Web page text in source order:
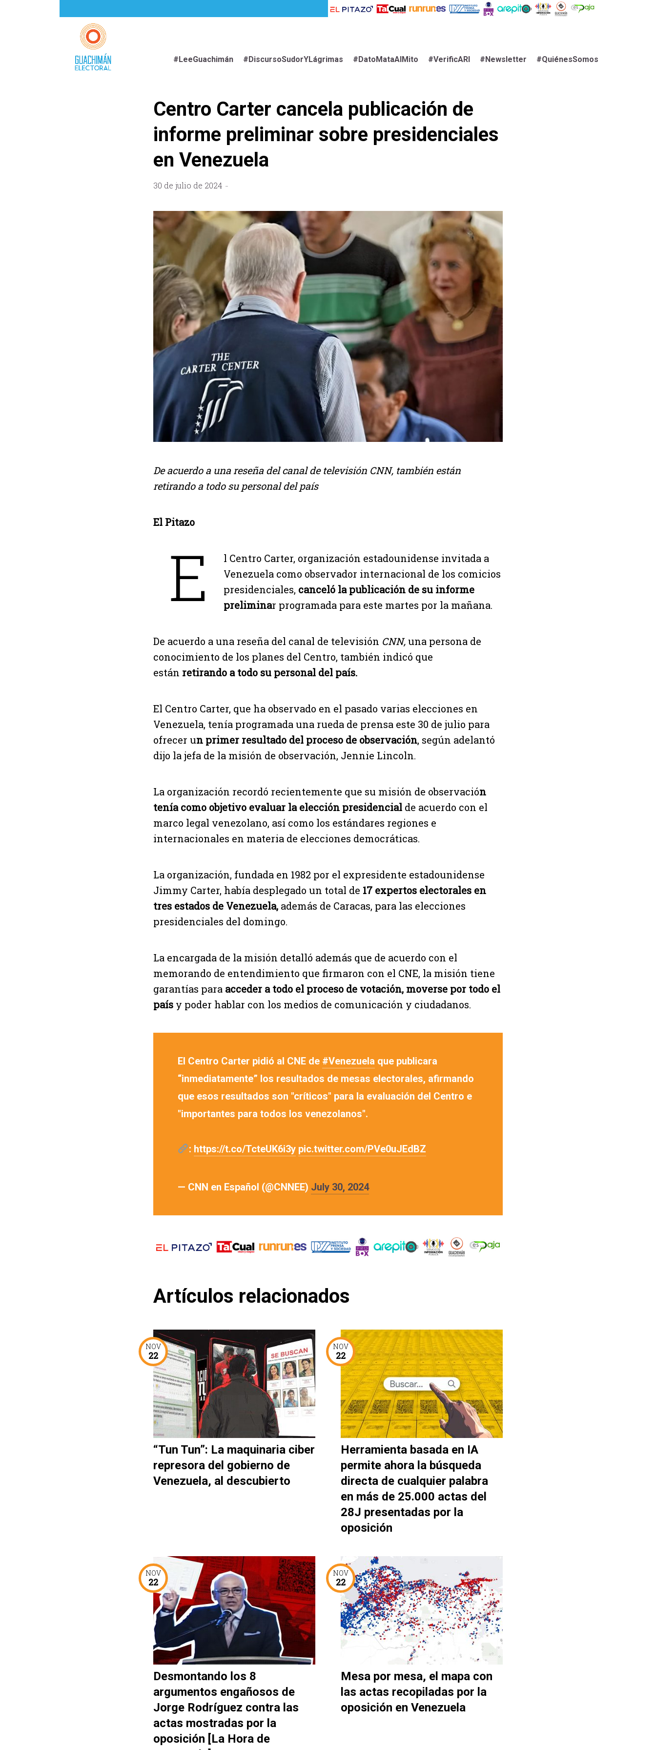
#LeeGuachimán #DiscursoSudorYLágrimas #DatoMataAlMito #VerificARI #Newsletter #QuiénesSomos
Centro Carter cancela publicación de
informe preliminar sobre presidenciales
en Venezuela
30 de julio de 2024
De acuerdo a una reseña del canal de televisión CNN, también están
retirando a todo su personal del país
El Pitazo
E
l Centro Carter, organización estadounidense invitada a
Venezuela como observador internacional de los comicios
presidenciales, canceló la publicación de su informe
preliminar programada para este martes por la mañana.
De acuerdo a una reseña del canal de televisión CNN,una persona de
conocimiento de los planes del Centro, también indicó que
están retirando a todo su personal del país.
El Centro Carter, que ha observado en el pasado varias elecciones en
Venezuela, tenía programada una rueda de prensa este 30 de julio para
ofrecer un primer resultado del proceso de observación, según adelantó
dijo la jefa de la misión de observación, Jennie Lincoln.
La organización recordó recientemente que su misión de observación
tenía como objetivo evaluar la elección presidencial de acuerdo con el
marco legal venezolano, así como los estándares regiones e
internacionales en materia de elecciones democráticas.
La organización, fundada en 1982 por el expresidente estadounidense
Jimmy Carter, había desplegado un total de 17 expertos electorales en
tres estados de Venezuela, además de Caracas, para las elecciones
presidenciales del domingo.
La encargada de la misión detalló además que de acuerdo con el
memorando de entendimiento que firmaron con el CNE, la misión tiene
garantías para acceder a todo el proceso de votación, moverse por todo el
país y poder hablar con los medios de comunicación y ciudadanos.
El Centro Carter pidió al CNE de #Venezuela que publicara
“inmediatamente” los resultados de mesas electorales, afirmando
que esos resultados son "críticos" para la evaluación del Centro e
"importantes para todos los venezolanos".
: https://t.co/TcteUK6i3y pic.twitter.com/PVe0uJEdBZ
— CNN en Español (@CNNEE) July 30, 2024
Artículos relacionados
NOV
22
“Tun Tun”: La maquinaria ciber
represora del gobierno de
Venezuela, al descubierto
NOV
22
Herramienta basada en IA
permite ahora la búsqueda
directa de cualquier palabra
en más de 25.000 actas del
28J presentadas por la
oposición
NOV
22
Desmontando los 8
argumentos engañosos de
Jorge Rodríguez contra las
actas mostradas por la
oposición [La Hora de
NOV
22
Mesa por mesa, el mapa con
las actas recopiladas por la
oposición en Venezuela